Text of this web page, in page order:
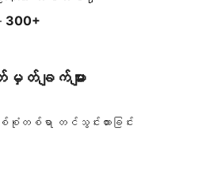
300+
ချက်များ
တစ်ရာ တင်သွင်းထားခြင်း